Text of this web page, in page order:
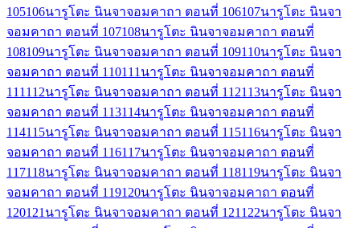
105106นารูโตะ นินจาจอมคาถา ตอนที่ 106107นารูโตะ นินจา
จอมคาถา ตอนที่ 107108นารูโตะ นินจาจอมคาถา ตอนที่
108109นารูโตะ นินจาจอมคาถา ตอนที่ 109110นารูโตะ นินจา
จอมคาถา ตอนที่ 110111 นารูโตะ นินจาจอมคาถา ตอนที่
111 112นารูโตะ นินจาจอมคาถา ตอนที่ 112113นารูโตะ นินจา
จอมคาถา ตอนที่ 113114นารูโตะ นินจาจอมคาถา ตอนที่
114115นารูโตะ นินจาจอมคาถา ตอนที่ 115116นารูโตะ นินจา
จอมคาถา ตอนที่ 116117นารูโตะ นินจาจอมคาถา ตอนที่
117118นารูโตะ นินจาจอมคาถา ตอนที่ 118119นารูโตะ นินจา
จอมคาถา ตอนที่ 119120นารูโตะ นินจาจอมคาถา ตอนที่
120121 นารูโตะ นินจาจอมคาถา ตอนที่ 121 122นารูโตะ นินจา